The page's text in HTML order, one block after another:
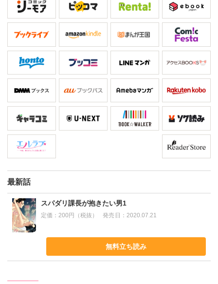
最新話
スパダリ課長が抱きたい男1
定価：200円（税抜） 発売日： 2020.07.21
無料立ち読み